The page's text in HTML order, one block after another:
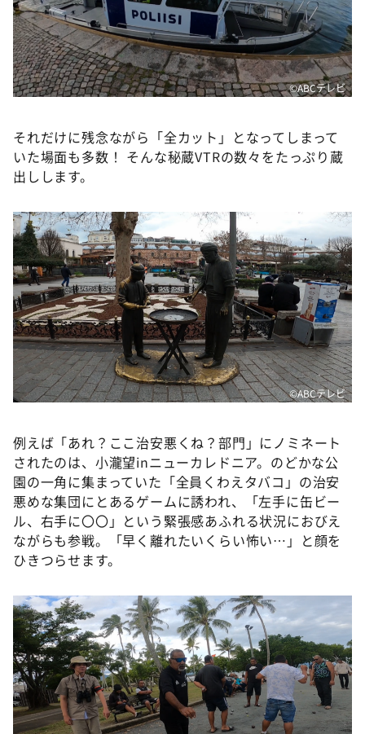
©️ABCテレビ
それだけに残念ながら「全カット」となってしまって
いた場面も多数！ そんな秘蔵VTRの数々をたっぷり蔵
出しします。
©️ABCテレビ
例えば「あれ？ここ治安悪くね？部門」にノミネート
されたのは、小瀧望inニューカレドニア。のどかな公
園の一角に集まっていた「全員くわえタバコ」の治安
悪めな集団にとあるゲームに誘われ、「左手に缶ビー
ル、右手に〇〇」という緊張感あふれる状況におびえ
ながらも参戦。「早く離れたいくらい怖い…」と顔を
ひきつらせます。